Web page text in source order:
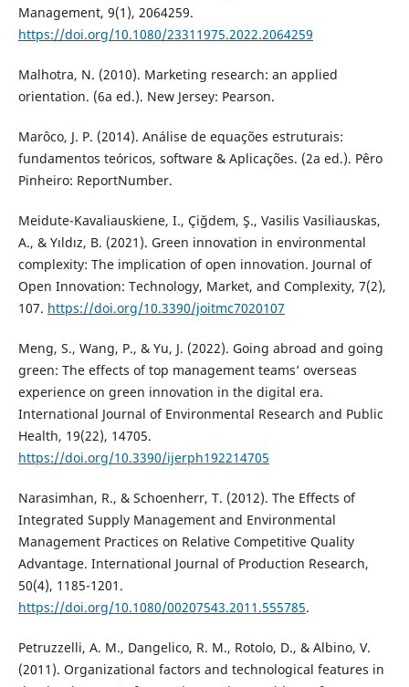
Management, 9(1), 2064259.
https://doi.org/10.1080/23311975.2022.2064259
Malhotra, N. (2010). Marketing research: an applied
orientation. (6a ed.). New Jersey: Pearson.
Marôco, J. P. (2014). Análise de equações estruturais:
fundamentos teóricos, software & Aplicações. (2a ed.). Pêro
Pinheiro: ReportNumber.
Meidute-Kavaliauskiene, I., Çiğdem, Ş., Vasilis Vasiliauskas,
A., & Yıldız, B. (2021). Green innovation in environmental
complexity: The implication of open innovation. Journal of
Open Innovation: Technology, Market, and Complexity, 7(2),
107. https://doi.org/10.3390/joitmc7020107
Meng, S., Wang, P., & Yu, J. (2022). Going abroad and going
green: The effects of top management teams’ overseas
experience on green innovation in the digital era.
International Journal of Environmental Research and Public
Health, 19(22), 14705.
https://doi.org/10.3390/ijerph192214705
Narasimhan, R., & Schoenherr, T. (2012). The Effects of
Integrated Supply Management and Environmental
Management Practices on Relative Competitive Quality
Advantage. International Journal of Production Research,
50(4), 1185-1201.
https://doi.org/10.1080/00207543.2011.555785.
Petruzzelli, A. M., Dangelico, R. M., Rotolo, D., & Albino, V.
(2011). Organizational factors and technological features in